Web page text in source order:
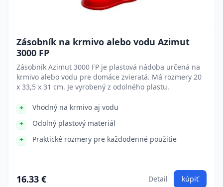
Zásobník na krmivo alebo vodu Azimut
3000 FP
Zásobník Azimut 3000 FP je plastová nádoba určená na
krmivo alebo vodu pre domáce zvieratá. Má rozmery 20
x 33,5 x 31 cm. Je vyrobený z odolného plastu.
Vhodný na krmivo aj vodu
Odolný plastový materiál
Praktické rozmery pre každodenné použitie
16.33 € Detail kúpiť